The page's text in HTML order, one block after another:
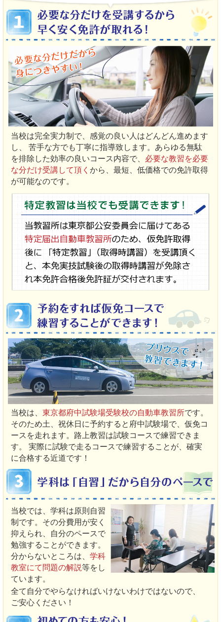
当校は完全実力制で、感覚の良い人はどんどん進めます
し、 苦手な方でも丁寧に指導致します。あらゆる無駄
を排除した効率の良いコース内容で、 必要な教習を必要
な分だけ受講して頂くから、最短、低価格での免許取得
が可能なのです。
当校は、東京都府中試験場受験校の自動車教習所です。
そのため土、祝休日に予約すると府中試験場で、仮免コ
ースを走れます。路上教習は試験コースで練習できま
す。 実際に試験で走るコースで練習することが、確実
に合格する近道です！
当校では、学科は原則自習
制です。その分費用が安く
抑えられ、自分のペースで
勉強することができます。
分からないところは、学科
教室にて問題の解説等をし
ています。
全て自分でやらなければいけないわけではないので、
ご安心ください！